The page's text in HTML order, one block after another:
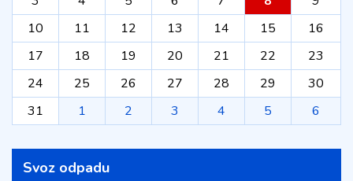
10
11 12 13 14 15
16
17
18 19 20 21 22
23
24
25 26 27 28 29
30
31
1 2 3 4 5 6
Svoz odpadu